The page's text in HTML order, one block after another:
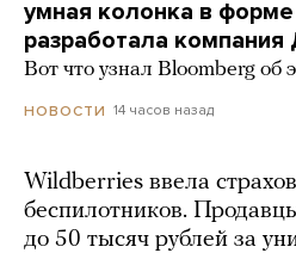
умная колонка в
разработала
Вот что узнал Bloomberg об
НОВОСТИ 14 часов назад
Wildberries ввела
беспилотников.
до 50 тысяч рублей за